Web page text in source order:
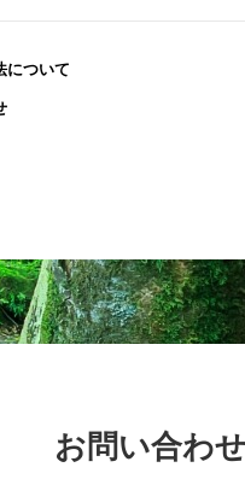
について
お問い合わせ